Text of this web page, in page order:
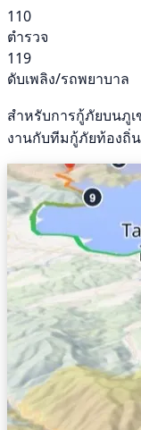
110
ตำรวจ
119
ดับเพลิง/รถพยาบาล
สำหรับการกู้ภัยบนภูเ
งานกับทีมกู้ภัยท้องถิ่น